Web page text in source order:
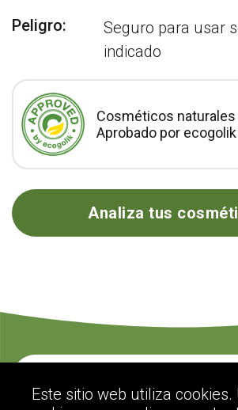
Peligro:
Seguro para usar
indicado
Cosméticos naturales
Aprobado por ecogolik
Analiza tus
Este sitio web utiliza cookies.